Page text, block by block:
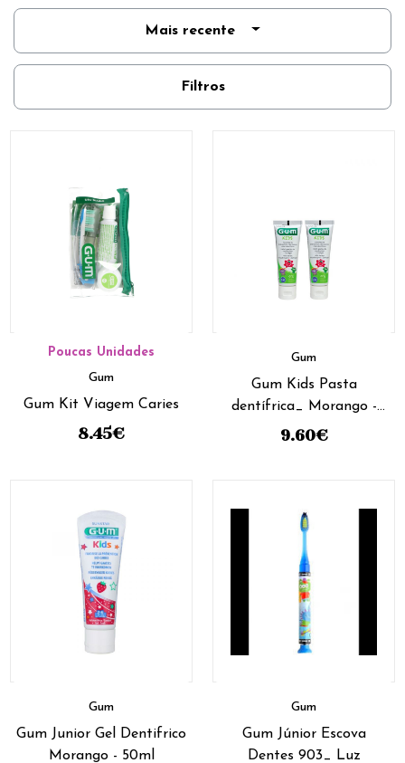
Mais recente
Filtros
Poucas Unidades
Gum
Gum Kit Viagem Caries
8.45€
Gum
Gum Kids Pasta
dentífrica_ Morango -
50ml (Pack Duplo)
9.60€
Gum
Gum Junior Gel Dentifrico
Morango - 50ml
Gum
Gum Júnior Escova
Dentes 903_ Luz